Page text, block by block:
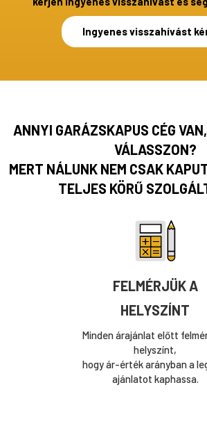
Ingyenes visszahívást
ANNYI GARÁZSKAPUS CÉG
VÁLASSZON?
MERT NÁLUNK NEM CSAK
TELJES KÖRŰ
FELMÉRJÜK A
HELYSZÍNT
Minden árajánlat előtt
helyszínt,
hogy ár-érték arányban a
ajánlatot kaphassa.